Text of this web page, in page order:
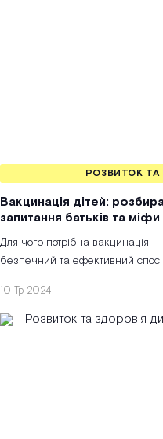
РОЗВИТОК
Вакцинація дітей:
запитання батьків та
Для чого потрібна
безпечний та ефективний
10 Тр 2024